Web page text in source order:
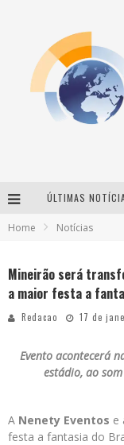
ÚLTIMAS
Home Notícias
Mineirão será
a maior festa a
Redacao 17 de
Evento acontecerá
estádio, ao
A Nenety Eventos e
festa a fantasia do